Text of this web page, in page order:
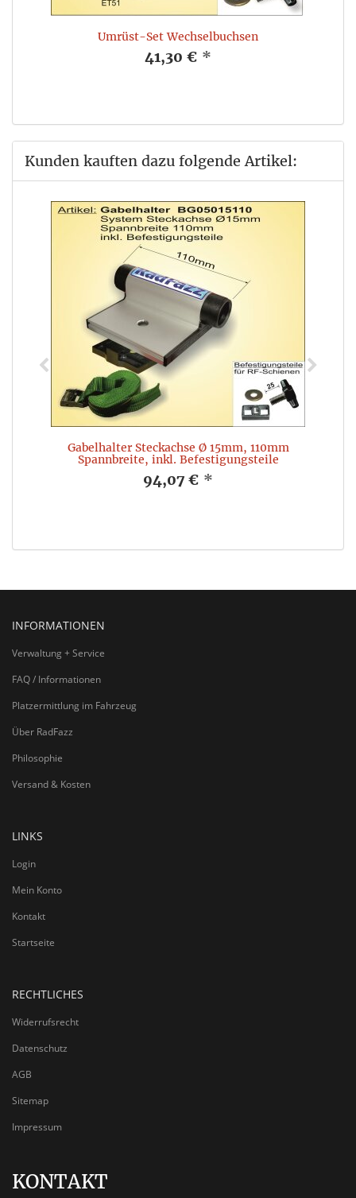
Umrüst-Set Wechselbuchsen
41,30 € *
Kunden kauften dazu folgende Artikel:
Gabelhalter Steckachse Ø 15mm, 110mm
Spannbreite, inkl. Befestigungsteile
94,07 € *
INFORMATIONEN
Verwaltung + Service
FAQ / Informationen
Platzermittlung im Fahrzeug
Über RadFazz
Philosophie
Versand & Kosten
LINKS
Login
Mein Konto
Kontakt
Startseite
RECHTLICHES
Widerrufsrecht
Datenschutz
AGB
Sitemap
Impressum
KONTAKT